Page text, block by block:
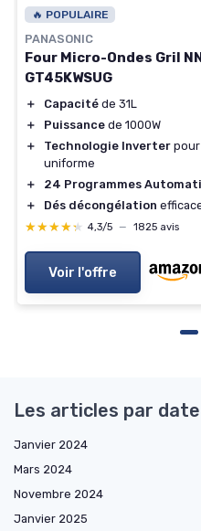
🔥 POPULAIRE
PANASONIC
Four Micro-Ondes Gril
GT45KWSUG
＋ Capacité de 31L
＋
Puissance de 1000W
＋
Technologie Inverter
uniforme
＋
24 Programmes
＋
Dés décongélation
★★★★★
★★★★★ 4,3/5 — 1825 avis
Voir l'offre
Les articles par date
Janvier 2024
Mars 2024
Novembre 2024
Janvier 2025